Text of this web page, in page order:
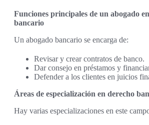
Funciones principales de un abogado
bancario
Un abogado bancario se encarga de:
Revisar y crear contratos de banco.
Dar consejo en préstamos y
Defender a los clientes en juicios
Áreas de especialización en derecho
Hay varias especializaciones en este